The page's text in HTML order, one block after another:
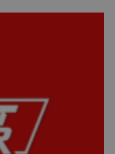
2 giorni